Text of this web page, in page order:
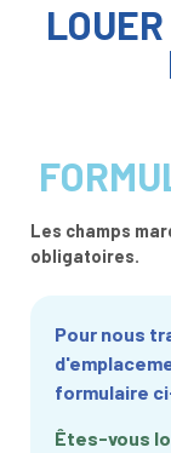
Les champs
obligatoires.
Pour nous
formulaire
Êtes-vous